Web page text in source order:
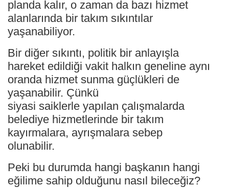
planda kalır, o zaman da bazı hizmet
alanlarında bir takım sıkıntılar
yaşanabiliyor.
Bir diğer sıkıntı, politik bir anlayışla
hareket edildiği vakit halkın geneline aynı
oranda hizmet sunma güçlükleri de
yaşanabilir. Çünkü
siyasi saiklerle yapılan çalışmalarda
belediye hizmetlerinde bir takım
kayırmalara, ayrışmalara sebep
olunabilir.
Peki bu durumda hangi başkanın hangi
eğilime sahip olduğunu nasıl bileceğiz?